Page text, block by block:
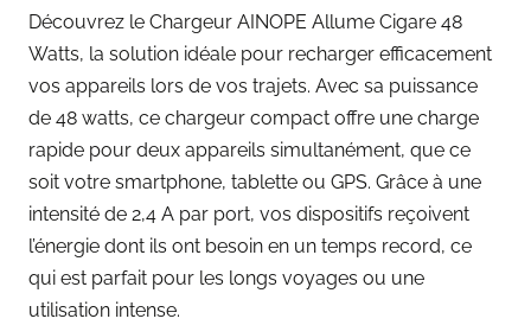
Découvrez le Chargeur AINOPE Allume Cigare 48
Watts, la solution idéale pour recharger efficacement
vos appareils lors de vos trajets. Avec sa puissance
de 48 watts, ce chargeur compact offre une charge
rapide pour deux appareils simultanément, que ce
soit votre smartphone, tablette ou GPS. Grâce à une
intensité de 2,4 A par port, vos dispositifs reçoivent
l’énergie dont ils ont besoin en un temps record, ce
qui est parfait pour les longs voyages ou une
utilisation intense.